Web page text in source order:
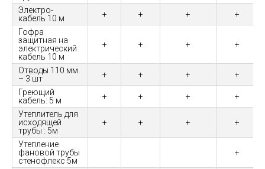
Электро-
кабель 10 м
+ + +
+
Гофра
защитная на
электрический
кабель 10 м
+ + + +
Отводы 110 мм
– 3 шт
+ + +
+
Греющий
кабель: 5 м
+ + +
+
Утеплитель для
исходящей
трубы : 5м
+ + + +
Утепление
фановой трубы
стенофлекс 5м
+